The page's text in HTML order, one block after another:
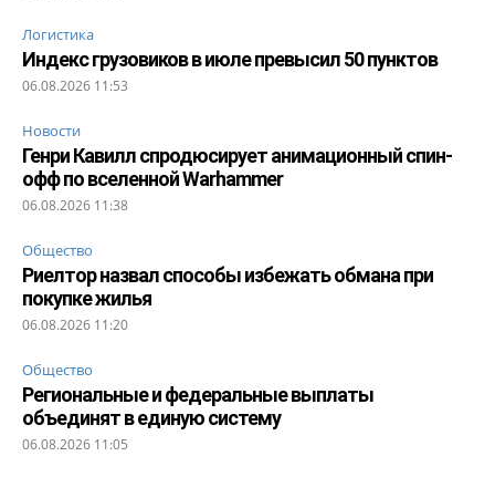
Логистика
Индекс грузовиков в июле превысил 50 пунктов
06.08.2026 11:53
Новости
Генри Кавилл спродюсирует анимационный спин-
офф по вселенной Warhammer
06.08.2026 11:38
Общество
Риелтор назвал способы избежать обмана при
покупке жилья
06.08.2026 11:20
Общество
Региональные и федеральные выплаты
объединят в единую систему
06.08.2026 11:05